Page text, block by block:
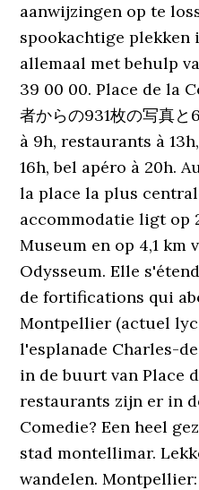
aanwijzingen op te
spookachtige plekken
allemaal met behulp
39 00 00. Place de la
者からの931枚の写真
à 9h, restaurants à
16h, bel apéro à 20h.
la place la plus
accommodatie ligt op
Museum en op 4,1
Odysseum. Elle
de fortifications qui
Montpellier (actuel
l'esplanade Charles-
in de buurt van Place
restaurants zijn er in
Comedie? Een heel
stad montellimar.
wandelen.